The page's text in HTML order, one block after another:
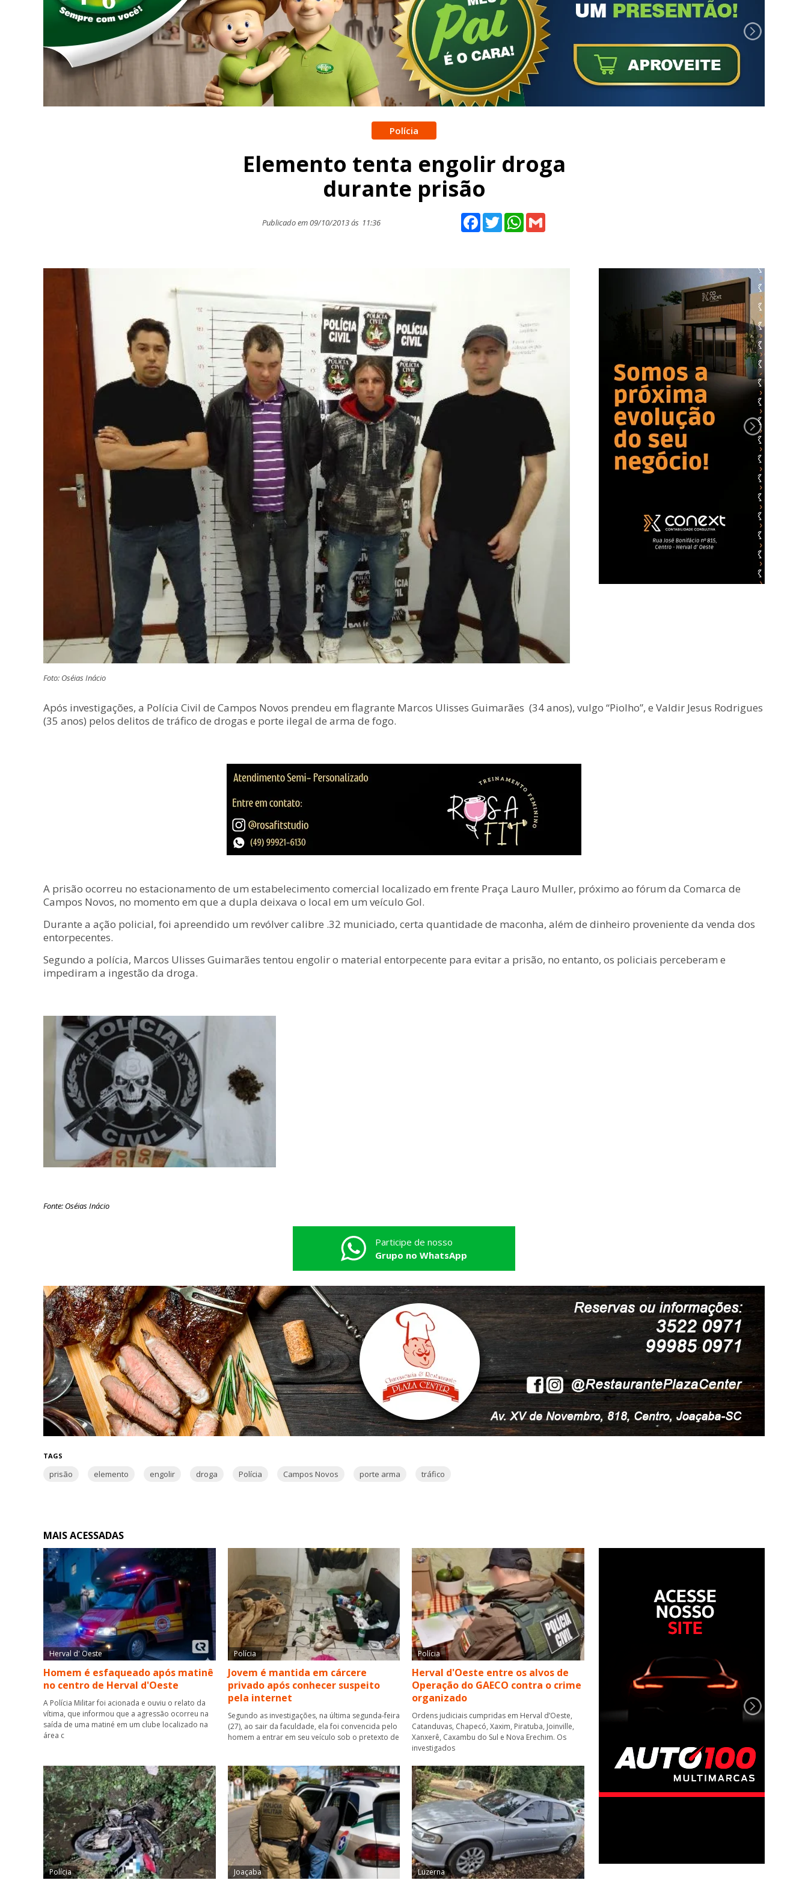
Polícia
Elemento tenta engolir droga
durante prisão
Publicado em 09/10/2013 ás 11:36 Facebook
TwitterWhatsApp
Gmail
Foto: Oséias Inácio
Após investigações, a Polícia Civil de Campos Novos prendeu em flagrante Marcos Ulisses Guimarães (34 anos), vulgo “Piolho”, e Valdir Jesus Rodrigues
(35 anos) pelos delitos de tráfico de drogas e porte ilegal de arma de fogo.
A prisão ocorreu no estacionamento de um estabelecimento comercial localizado em frente Praça Lauro Muller, próximo ao fórum da Comarca de
Campos Novos, no momento em que a dupla deixava o local em um veículo Gol.
Durante a ação policial, foi apreendido um revólver calibre .32 municiado, certa quantidade de maconha, além de dinheiro proveniente da venda dos
entorpecentes.
Segundo a polícia, Marcos Ulisses Guimarães tentou engolir o material entorpecente para evitar a prisão, no entanto, os policiais perceberam e
impediram a ingestão da droga.
Fonte: Oséias Inácio
Participe de nosso
Grupo no WhatsApp
TAGS
prisão elemento engolir droga Polícia Campos Novos porte arma tráfico
MAIS ACESSADAS
Herval d' Oeste
Homem é esfaqueado após matinê
no centro de Herval d'Oeste
A Polícia Militar foi acionada e ouviu o relato da
vítima, que informou que a agressão ocorreu na
saída de uma matiné em um clube localizado na
área c
Polícia
Jovem é mantida em cárcere
privado após conhecer suspeito
pela internet
Segundo as investigações, na última segunda-feira
(27), ao sair da faculdade, ela foi convencida pelo
homem a entrar em seu veículo sob o pretexto de
Polícia
Herval d'Oeste entre os alvos de
Operação do GAECO contra o crime
organizado
Ordens judiciais cumpridas em Herval d’Oeste,
Catanduvas, Chapecó, Xaxim, Piratuba, Joinville,
Xanxerê, Caxambu do Sul e Nova Erechim. Os
investigados
Polícia Joaçaba Luzerna